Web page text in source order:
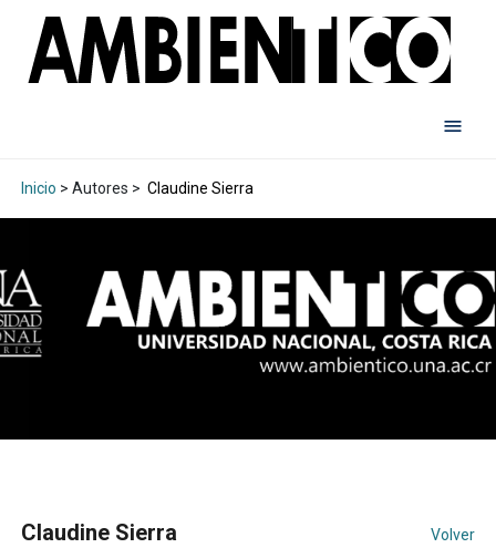
Inicio > Autores > Claudine Sierra
Claudine Sierra Volver